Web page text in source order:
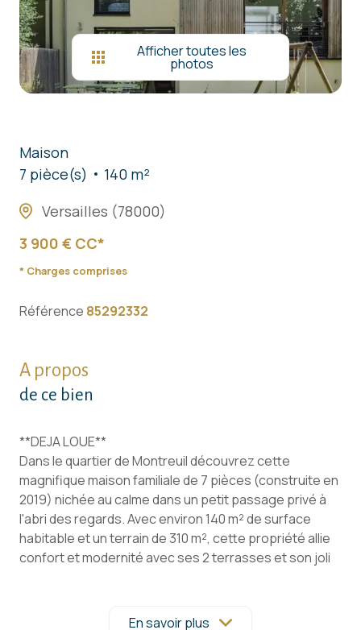
Afficher toutes les
photos
Maison
7 pièce(s)
140 m²
Versailles (78000)
3 900 € CC*
* Charges comprises
Référence 85292332
A propos
de ce bien
**DEJA LOUE**
Dans le quartier de Montreuil découvrez cette
magnifique maison familiale de 7 pièces (construite en
2019) nichée au calme dans un petit passage privé à
l'abri des regards. Avec environ 140 m² de surface
habitable et un terrain de 310 m², cette propriété allie
confort et modernité avec ses 2 terrasses et son joli
cathédrale agrémenté d'un insert pour des soirées
En savoir plus